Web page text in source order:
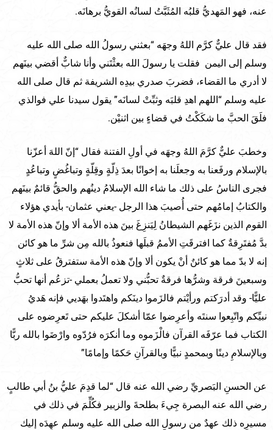
عنه، فهو المَهديُّ قلبُه المُثَبَّتُ لسانُه القويُّ برهانَه.
فقد قال عليٌّ كرَّم اللهُ وجهَه “بعثني رسولُ الله صلى الله عليه
وسلم إلى اليمن فقلت يا رسولَ الله بعثْتَني وأنا شابٌّ أقضي بينَهم
لا أدري ما القضاء، فضربَ صدري بيدِه الشريفة ثم قال صلى الله
عليه وسلم “اللهم اهدِ قلبَه وثبِّتْ لسانَه” يقول سيدنا علي فوالذي
فلَقَ الحبَّ ما شكَكْتُ في قضاءٍ بين اثنيْن.
وخطبَ عليٌّ كرَّمَ اللهُ وجهَه في أولِ الفتنة فقال “إنّ اللهَ أعزّنا
بالإسلام ورفَعنا به وجعلَنا به إخوانًا بعدَ ذِلّةٍ وقِلّةٍ وتباغُضٍ وتباعُدٍ
فجرى الناسُ على ذلك ما شاء الله الإسلامُ دينُهم والحقُّ قائمٌ بينَهم
والكتابُ إمامُهم حتى أُصيبَ هذا الرجل -يعني عثمان- بأيدي هؤلاء
القوم الذين نزَغَهم الشيطانُ لِيَنزِغَ بينَ هذه الأمة ألا وإنّ هذه الأمة لا
بدَّ مُفتَرِقةٌ كما افترقَتِ الأممُ قبلَها فنعوذُ بالله مِن شرِّ ما هو كائن
إنه لا بدّ مما هو كائنٌ أنْ يكون ألا وإنّ هذه الأمة ستفترقُ على ثلاثٍ
وسبعينَ فرقة وشرُّها فرقةٌ تحبُّني ولا تعملُ بعملي -تزعُم أنها تحبُّ
عليًّا- وقد أدرَكتم ورأيْتم فالزَموا دينَكم واهتَدوا بهَديي فإنه هَديُ
نبيِّكم واتّبِعوا سنتَه وأعرِضوا عمّا أشكلَ عليكم حتى تَعرِضوه على
الكتاب فما عرّفَه القرآن فالْزَموه وما أنكرَه فرُدّوه وارْضَوا بالله ربًّا
وبالإسلامِ دينًا وبمحمدٍ نبيًّا وبالقرآنِ حَكمًا وإمامًا”
عن الحسنِ البَصريِّ رضي الله عنه قال “لما قدِمَ عليُّ بنُ أبي طالبٍ
رضي الله عنه البصرة جِيءَ بطلحةَ والزبير فكُلِّمَ في ذلك في
مسيرِه ذلك عهدٌ من رسولِ الله صلى الله عليه وسلم عهِدَه إليك